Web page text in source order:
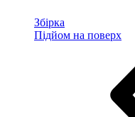
Збірка
Підйом на поверх